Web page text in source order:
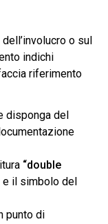
o sul
indichi
riferimento
disponga del
“double
e il simbolo del
punto di